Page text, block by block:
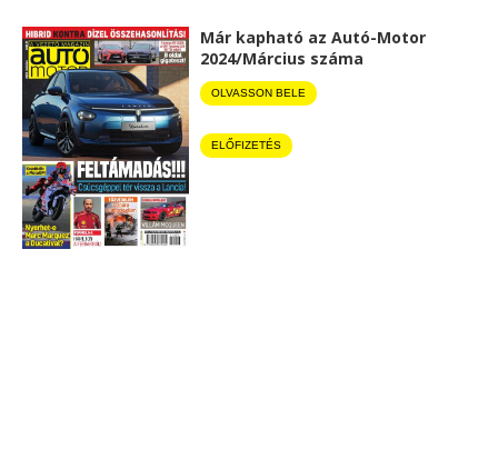
Már kapható az Autó-Motor
2024/Március száma
OLVASSON BELE
ELŐFIZETÉS